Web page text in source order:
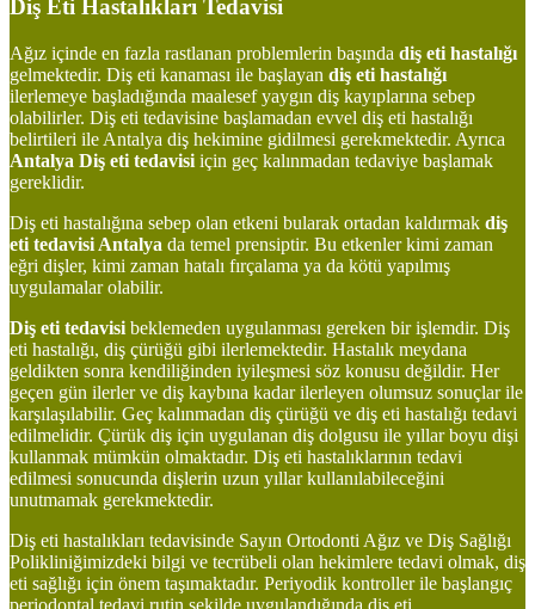
Diş Eti Hastalıkları Tedavisi
Ağız içinde en fazla rastlanan problemlerin başında diş eti hastalığı
gelmektedir. Diş eti kanaması ile başlayan diş eti hastalığı
ilerlemeye başladığında maalesef yaygın diş kayıplarına sebep
olabilirler. Diş eti tedavisine başlamadan evvel diş eti hastalığı
belirtileri ile Antalya diş hekimine gidilmesi gerekmektedir. Ayrıca
Antalya Diş eti tedavisi için geç kalınmadan tedaviye başlamak
gereklidir.
Diş eti hastalığına sebep olan etkeni bularak ortadan kaldırmak diş
eti tedavisi Antalya da temel prensiptir. Bu etkenler kimi zaman
eğri dişler, kimi zaman hatalı fırçalama ya da kötü yapılmış
uygulamalar olabilir.
Diş eti tedavisi beklemeden uygulanması gereken bir işlemdir. Diş
eti hastalığı, diş çürüğü gibi ilerlemektedir. Hastalık meydana
geldikten sonra kendiliğinden iyileşmesi söz konusu değildir. Her
geçen gün ilerler ve diş kaybına kadar ilerleyen olumsuz sonuçlar ile
karşılaşılabilir. Geç kalınmadan diş çürüğü ve diş eti hastalığı tedavi
edilmelidir. Çürük diş için uygulanan diş dolgusu ile yıllar boyu dişi
kullanmak mümkün olmaktadır. Diş eti hastalıklarının tedavi
edilmesi sonucunda dişlerin uzun yıllar kullanılabileceğini
unutmamak gerekmektedir.
Diş eti hastalıkları tedavisinde Sayın Ortodonti Ağız ve Diş Sağlığı
Polikliniğimizdeki bilgi ve tecrübeli olan hekimlere tedavi olmak, diş
eti sağlığı için önem taşımaktadır. Periyodik kontroller ile başlangıç
periodontal tedavi rutin şekilde uygulandığında diş eti